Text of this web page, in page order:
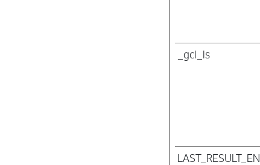
_gcl_ls
LAST_RESULT_EN